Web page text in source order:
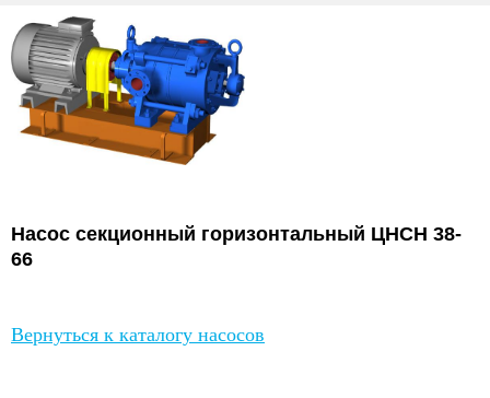
Насос секционный горизонтальный ЦНСН 38-
66
Вернуться к каталогу насосов